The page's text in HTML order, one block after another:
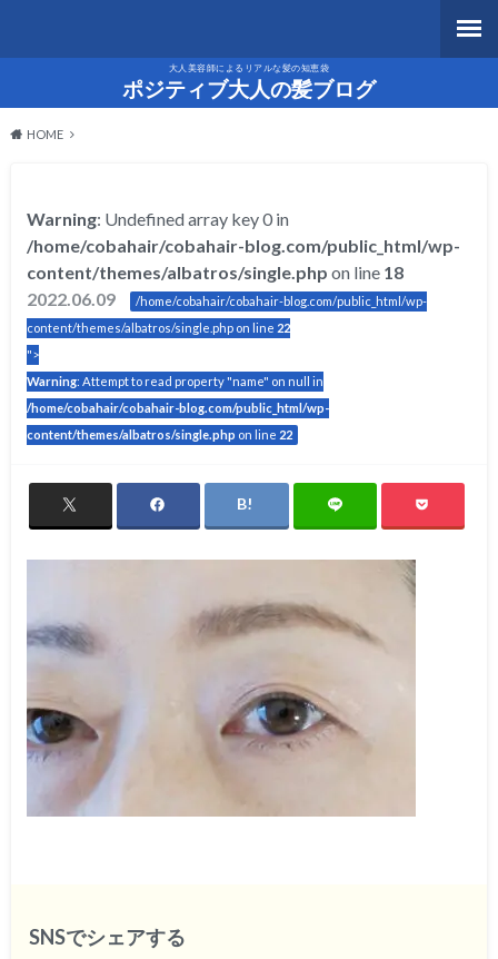
大人美容師によるリアルな髪の知恵袋
ポジティブ大人の髪ブログ
HOME
Warning: Undefined array key 0 in
/home/cobahair/cobahair-blog.com/public_html/wp-
content/themes/albatros/single.php on line 18
2022.06.09
/home/cobahair/cobahair-blog.com/public_html/wp-
content/themes/albatros/single.php on line 22
">
Warning: Attempt to read property "name" on null in
/home/cobahair/cobahair-blog.com/public_html/wp-
content/themes/albatros/single.php on line 22
SNSでシェアする